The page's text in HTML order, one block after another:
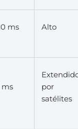
ms Alto
ms
por
satélites